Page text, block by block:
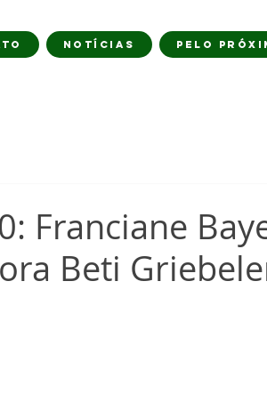
NOTÍCIAS PELO
Franciane
Beti